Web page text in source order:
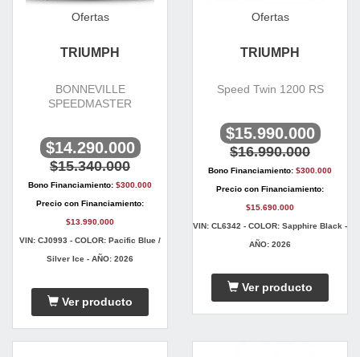
Ofertas
TRIUMPH
BONNEVILLE
SPEEDMASTER
$14.290.000
$15.340.000
Bono Financiamiento: $300.000
Precio con Financiamiento:
$13.990.000
VIN: CJ0993 - COLOR: Pacific Blue /
Silver Ice - AÑO: 2026
Ver producto
Ofertas
TRIUMPH
Speed Twin 1200 RS
$15.990.000
$16.990.000
Bono Financiamiento: $300.000
Precio con Financiamiento:
$15.690.000
VIN: CL6342 - COLOR: Sapphire Black -
AÑO: 2026
Ver producto